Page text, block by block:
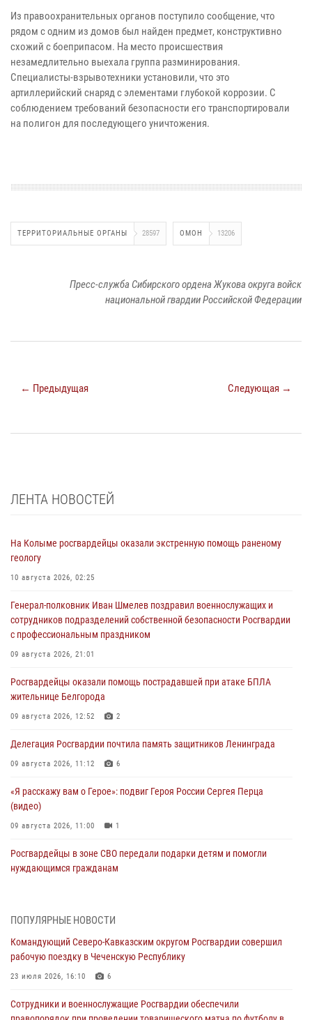
Из правоохранительных органов поступило сообщение, что
рядом с одним из домов был найден предмет, конструктивно
схожий с боеприпасом. На место происшествия
незамедлительно выехала группа разминирования.
Специалисты-взрывотехники установили, что это
артиллерийский снаряд с элементами глубокой коррозии. С
соблюдением требований безопасности его транспортировали
на полигон для последующего уничтожения.
ТЕРРИТОРИАЛЬНЫЕ ОРГАНЫ 28597 ОМОН 13206
Пресс-служба Сибирского ордена Жукова округа войск
национальной гвардии Российской Федерации
← Предыдущая Следующая →
ЛЕНТА НОВОСТЕЙ
На Колыме росгвардейцы оказали экстренную помощь раненому
геологу
10 августа 2026, 02:25
Генерал-полковник Иван Шмелев поздравил военнослужащих и
сотрудников подразделений собственной безопасности Росгвардии
с профессиональным праздником
09 августа 2026, 21:01
Росгвардейцы оказали помощь пострадавшей при атаке БПЛА
жительнице Белгорода
09 августа 2026, 12:52 2
Делегация Росгвардии почтила память защитников Ленинграда
09 августа 2026, 11:12 6
«Я расскажу вам о Герое»: подвиг Героя России Сергея Перца
(видео)
09 августа 2026, 11:00 1
Росгвардейцы в зоне СВО передали подарки детям и помогли
нуждающимся гражданам
В Чеченской Республике пожарные расчеты Росгвардии и МЧС
09 августа 2026, 08:00
В Центральных регионах России продолжается ведомственная
09 августа 2026, 08:00
ПОПУЛЯРНЫЕ НОВОСТИ
Командующий Северо-Кавказским округом Росгвардии совершил
рабочую поездку в Чеченскую Республику
23 июля 2026, 16:10 6
Сотрудники и военнослужащие Росгвардии обеспечили